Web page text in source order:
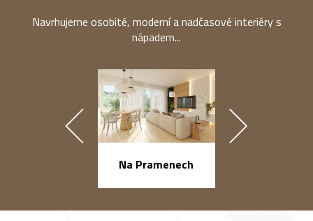
Navrhujeme osobité, moderní a nadčasové interiéry s
nápadem...
Na Pramenech